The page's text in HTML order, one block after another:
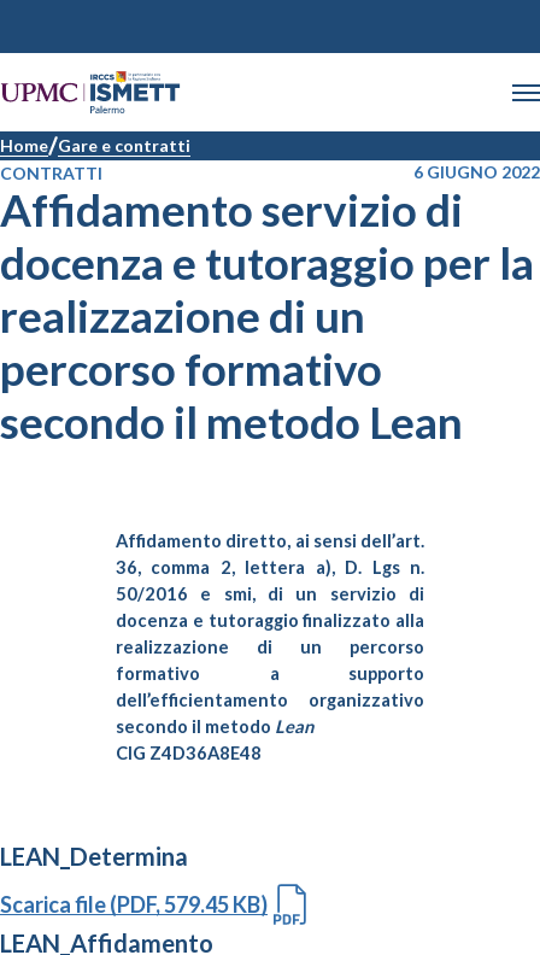
Home Gare e contratti
CONTRATTI
6 GIUGNO 2022
Affidamento servizio di
docenza e tutoraggio per la
realizzazione di un
percorso formativo
secondo il metodo Lean
Affidamento diretto, ai sensi dell’art.
36, comma 2, lettera a), D. Lgs n.
50/2016 e smi, di un servizio di
docenza e tutoraggio finalizzato alla
realizzazione di un percorso
formativo a supporto
dell’efficientamento organizzativo
secondo il metodo Lean
CIG Z4D36A8E48
LEAN_Determina
Scarica file (PDF, 579.45 KB)
LEAN_Affidamento